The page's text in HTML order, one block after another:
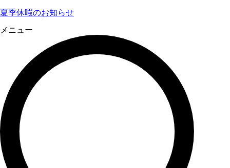
夏季休暇のお知らせ
メニュー